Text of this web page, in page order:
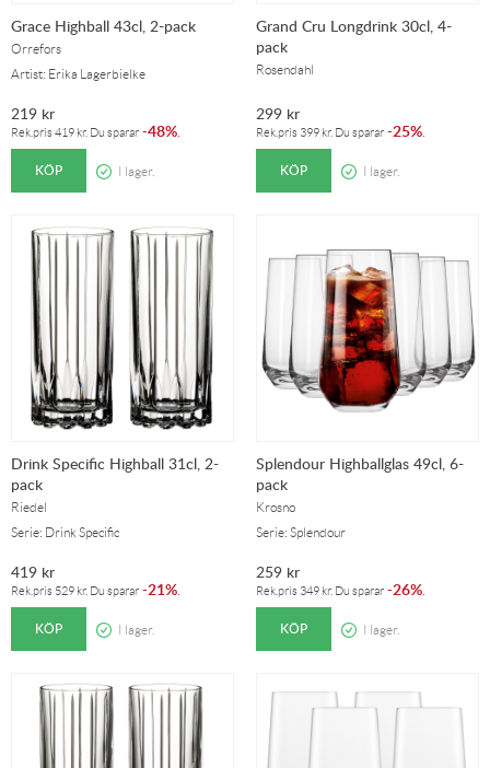
Grace Highball 43cl, 2-pack
Orrefors
Artist: Erika Lagerbielke
219 kr
Rek.pris 419 kr. Du sparar -48%.
KÖP I lager.
Grand Cru Longdrink 30cl, 4-
pack
Rosendahl
299 kr
Rek.pris 399 kr. Du sparar -25%.
KÖP I lager.
Drink Specific Highball 31cl, 2-
pack
Riedel
Serie: Drink Specific
419 kr
Rek.pris 529 kr. Du sparar -21%.
KÖP I lager.
Splendour Highballglas 49cl, 6-
pack
Krosno
Serie: Splendour
259 kr
Rek.pris 349 kr. Du sparar -26%.
KÖP I lager.